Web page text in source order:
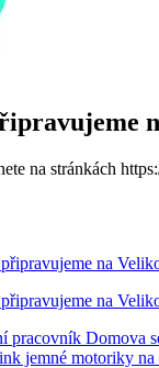
na stránkách
pracovník Domova
jemné motoriky